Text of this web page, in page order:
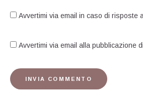
Avvertimi via email in caso di risposte
Avvertimi via email alla pubblicazione